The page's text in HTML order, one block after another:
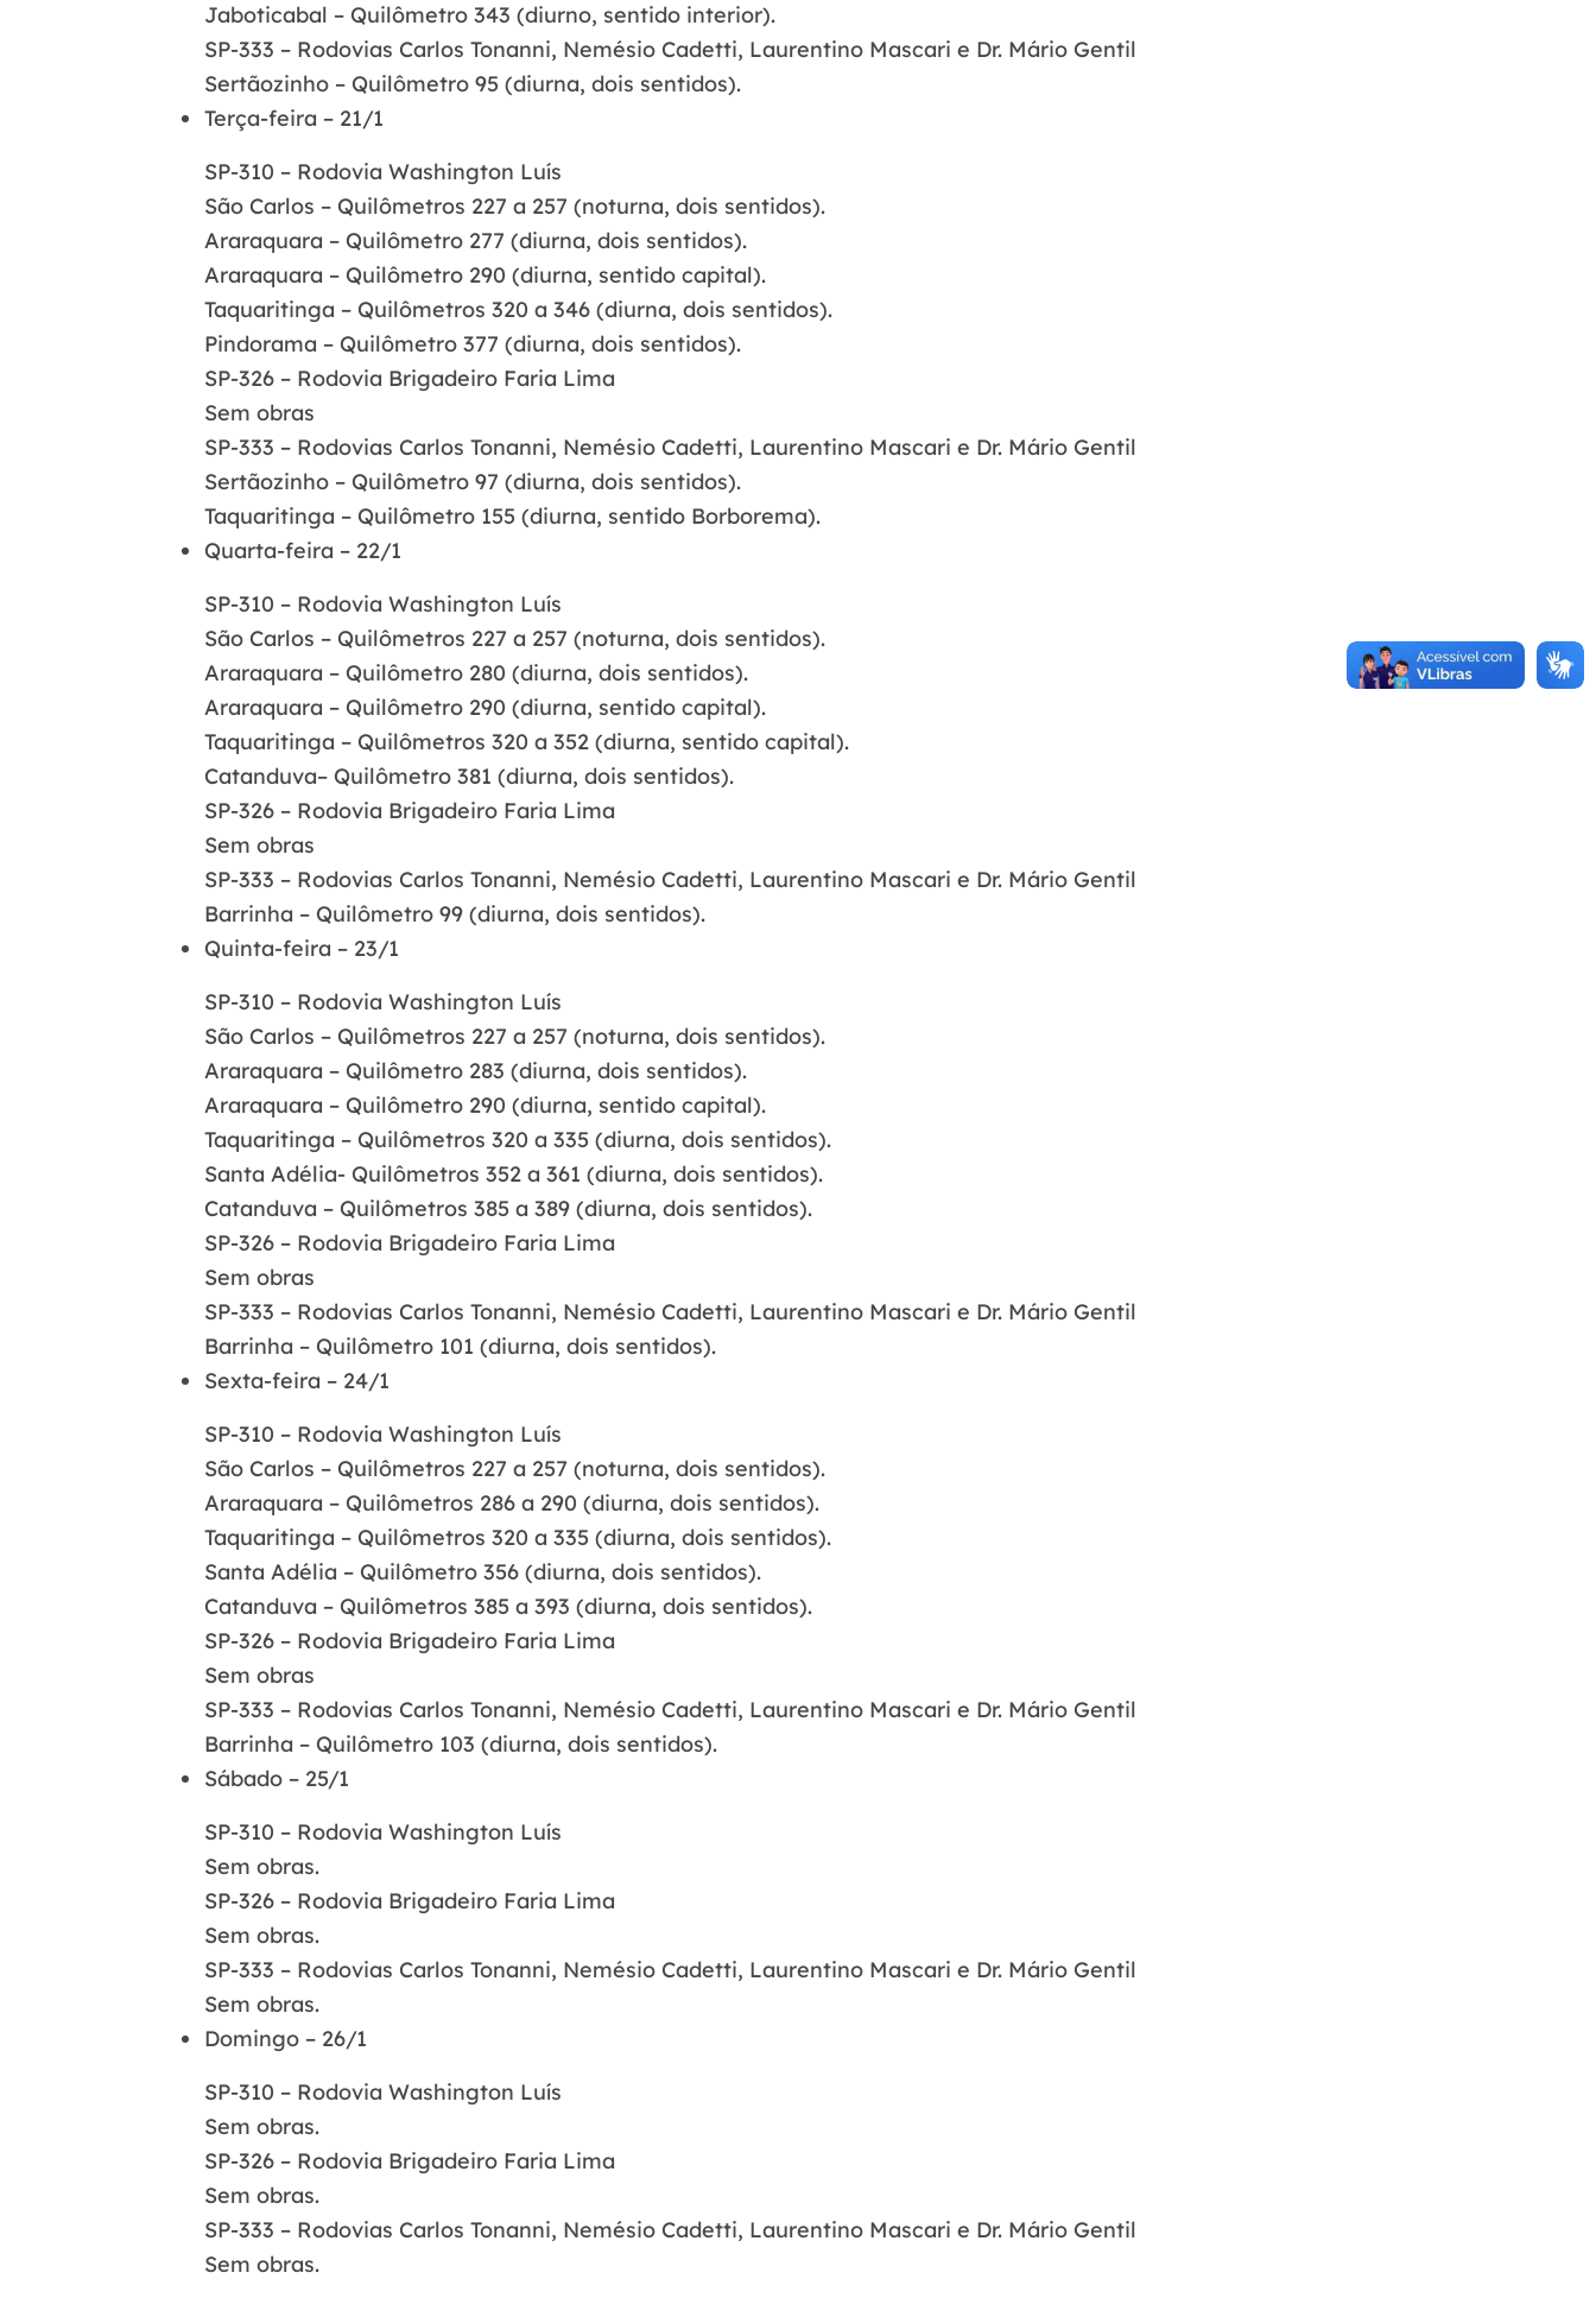
Jaboticabal – Quilômetro 343 (diurno, sentido interior).
SP-333 – Rodovias Carlos Tonanni, Nemésio Cadetti, Laurentino Mascari e Dr. Mário Gentil
Sertãozinho – Quilômetro 95 (diurna, dois sentidos).
Terça-feira – 21/1
SP-310 – Rodovia Washington Luís
São Carlos – Quilômetros 227 a 257 (noturna, dois sentidos).
Araraquara – Quilômetro 277 (diurna, dois sentidos).
Araraquara – Quilômetro 290 (diurna, sentido capital).
Taquaritinga – Quilômetros 320 a 346 (diurna, dois sentidos).
Pindorama – Quilômetro 377 (diurna, dois sentidos).
SP-326 – Rodovia Brigadeiro Faria Lima
Sem obras
SP-333 – Rodovias Carlos Tonanni, Nemésio Cadetti, Laurentino Mascari e Dr. Mário Gentil
Sertãozinho – Quilômetro 97 (diurna, dois sentidos).
Taquaritinga – Quilômetro 155 (diurna, sentido Borborema).
Quarta-feira – 22/1
SP-310 – Rodovia Washington Luís
São Carlos – Quilômetros 227 a 257 (noturna, dois sentidos).
Araraquara – Quilômetro 280 (diurna, dois sentidos).
Araraquara – Quilômetro 290 (diurna, sentido capital).
Taquaritinga – Quilômetros 320 a 352 (diurna, sentido capital).
Catanduva– Quilômetro 381 (diurna, dois sentidos).
SP-326 – Rodovia Brigadeiro Faria Lima
Sem obras
SP-333 – Rodovias Carlos Tonanni, Nemésio Cadetti, Laurentino Mascari e Dr. Mário Gentil
Barrinha – Quilômetro 99 (diurna, dois sentidos).
Quinta-feira – 23/1
SP-310 – Rodovia Washington Luís
São Carlos – Quilômetros 227 a 257 (noturna, dois sentidos).
Araraquara – Quilômetro 283 (diurna, dois sentidos).
Araraquara – Quilômetro 290 (diurna, sentido capital).
Taquaritinga – Quilômetros 320 a 335 (diurna, dois sentidos).
Santa Adélia- Quilômetros 352 a 361 (diurna, dois sentidos).
Catanduva – Quilômetros 385 a 389 (diurna, dois sentidos).
SP-326 – Rodovia Brigadeiro Faria Lima
Sem obras
SP-333 – Rodovias Carlos Tonanni, Nemésio Cadetti, Laurentino Mascari e Dr. Mário Gentil
Barrinha – Quilômetro 101 (diurna, dois sentidos).
Sexta-feira – 24/1
SP-310 – Rodovia Washington Luís
São Carlos – Quilômetros 227 a 257 (noturna, dois sentidos).
Araraquara – Quilômetros 286 a 290 (diurna, dois sentidos).
Taquaritinga – Quilômetros 320 a 335 (diurna, dois sentidos).
Santa Adélia – Quilômetro 356 (diurna, dois sentidos).
Catanduva – Quilômetros 385 a 393 (diurna, dois sentidos).
SP-326 – Rodovia Brigadeiro Faria Lima
Sem obras
SP-333 – Rodovias Carlos Tonanni, Nemésio Cadetti, Laurentino Mascari e Dr. Mário Gentil
Barrinha – Quilômetro 103 (diurna, dois sentidos).
Sábado – 25/1
SP-310 – Rodovia Washington Luís
Sem obras.
SP-326 – Rodovia Brigadeiro Faria Lima
Sem obras.
SP-333 – Rodovias Carlos Tonanni, Nemésio Cadetti, Laurentino Mascari e Dr. Mário Gentil
Sem obras.
Domingo – 26/1
SP-310 – Rodovia Washington Luís
Sem obras.
SP-326 – Rodovia Brigadeiro Faria Lima
Sem obras.
SP-333 – Rodovias Carlos Tonanni, Nemésio Cadetti, Laurentino Mascari e Dr. Mário Gentil
Sem obras.